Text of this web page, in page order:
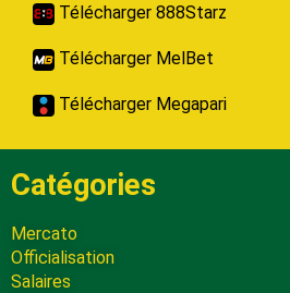
Télécharger 888Starz
Télécharger MelBet
Télécharger Megapari
Catégories
Mercato
Officialisation
Salaires